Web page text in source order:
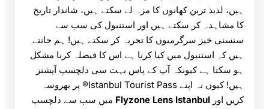
ہیں، لذیذ ترین کھانوں کا مزہ لے سکتے ہیں، شاندار تاریخ
کا مشاہدہ کر سکتے ہیں اور استنبول کی سب سے
سنسنی خیز سرگرمیوں کا تجربہ کر سکتے ہیں! ہم جانتے
ہیں کہ استنبول میں کیا کرنا ہے اس کا فیصلہ کرنا مشکل
ہو سکتا ہے کیونکہ آپ کے پاس بہت سی دلچسپ آپشنز
ہیں! کیوں نہ اپنے Istanbul Tourist Pass® پر بھروسہ
کریں اور Flyzone Lens Istanbul میں سب سے دلچسپ